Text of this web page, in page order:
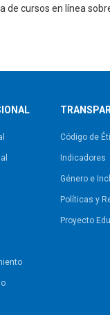
de cursos en línea
Código de
Indicadores
Género e
Políticas y
Proyecto